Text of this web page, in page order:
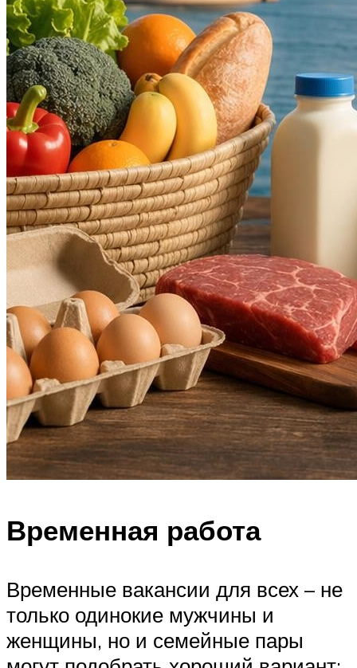
Временная работа
Временные вакансии для всех – не
только одинокие мужчины и
женщины, но и семейные пары